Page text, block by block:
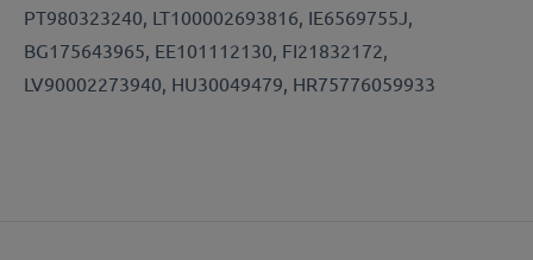
PT980323240, LT100002693816, IE6569755J,
BG175643965, EE101112130, FI21832172,
LV90002273940, HU30049479, HR75776059933